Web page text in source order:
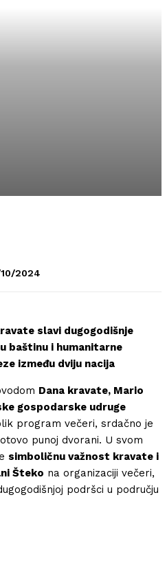
2024
slavi dugogodišnje
baštinu i humanitarne
između dviju nacija
Dana kravate, Mario
gospodarske udruge
program večeri, srdačno je
punoj dvorani. U svom
simboličnu važnost kravate i
Šteko na organizaciji večeri,
podršci u području